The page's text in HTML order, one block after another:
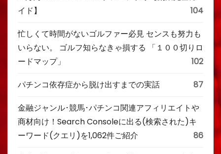
イド】
104
忙しくて時間がないゴルファー必見 センスも努力も
いらない。 ゴルフ知らなきゃ損する 「１００切りロ
ードマップ」
102
パチンコ依存症から脱け出すまでの実話 87
金融ジャンル･競馬･パチンコ関連アフィリエイトや
商材向け！Search Consoleに出る(検索された)キ
ーワード(クエリ)を1,062件ご紹介
86